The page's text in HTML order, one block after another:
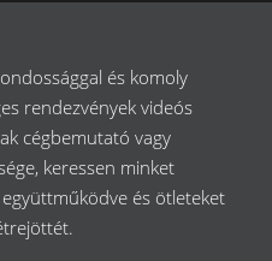
és komoly
rendezvények videós
cégbemutató vagy
keressen minket
és ötleteket